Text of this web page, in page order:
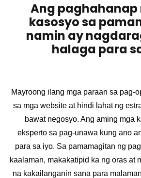
Ang paghahanap
kasosyo sa
namin ay
halaga para
Mayroong ilang mga paraan sa pag-
sa mga website at hindi lahat ng
bawat negosyo. Ang aming mga
eksperto sa pag-unawa kung ano
para sa iyo. Sa pamamagitan ng
kaalaman, makakatipid ka ng oras at
na kakailanganin sana para